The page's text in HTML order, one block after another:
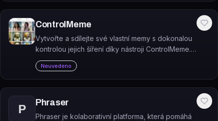
ControlMeme
Vytvořte a sdílejte své vlastní memy s dokonalou
kontrolou jejich šíření díky nástroji ControlMeme.
Zdarma si vytvoříte nezapomenutelné obrázky, které
rozesmějí všechny kolem vás.
Neuvedeno
P
Phraser
Phraser je kolaborativní platforma, která pomáhá